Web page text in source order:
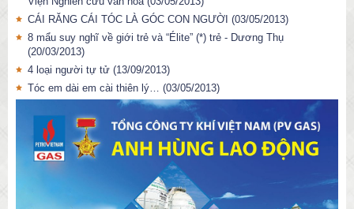
CÁI RĂNG CÁI TÓC LÀ GÓC CON NGƯỜI (03/05/2013)
8 mẩu suy nghĩ về giới trẻ và “Élite” (*) trẻ - Dương Thụ
(20/03/2013)
4 loại người tự tử (13/09/2013)
Tóc em dài em cài thiên lý… (03/05/2013)